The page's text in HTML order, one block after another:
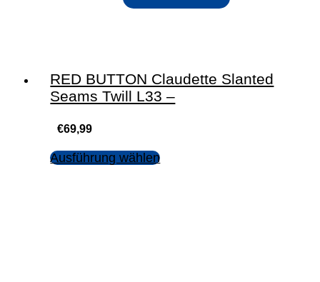
RED BUTTON Claudette Slanted
Seams Twill L33 –
€69,99
Ausführung wählen